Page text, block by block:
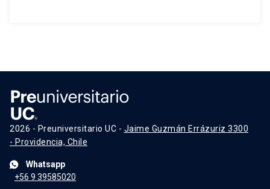
2026 - Preuniversitario UC - Jaime Guzmán Errázuriz 3300
- Providencia, Chile
Whatsapp
+56 9 39585020